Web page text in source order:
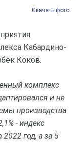
Скачать фото
Кабардино-
Коков.
комплекс
и не
производства
- индекс
год, а за 5